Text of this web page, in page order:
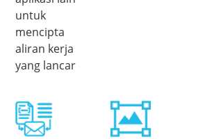
untuk
mencipta
aliran kerja
yang lancar